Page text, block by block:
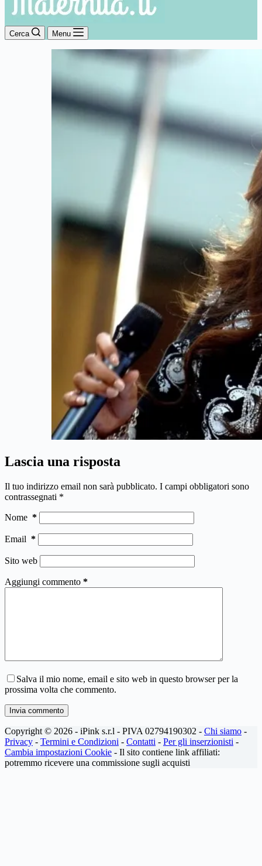
Cerca Menu
Lascia una risposta
Il tuo indirizzo email non sarà pubblicato. I campi obbligatori sono
contrassegnati *
Nome *
Email *
Sito web
Aggiungi commento *
Salva il mio nome, email e sito web in questo browser per la
prossima volta che commento.
Invia commento
Copyright © 2026 - iPink s.r.l - PIVA 02794190302 - Chi siamo -
Privacy - Termini e Condizioni - Contatti - Per gli inserzionisti -
Cambia impostazioni Cookie - Il sito contiene link affiliati:
potremmo ricevere una commissione sugli acquisti